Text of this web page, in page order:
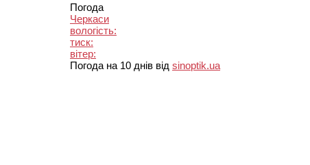
Погода
Черкаси
вологість:
тиск:
вітер:
Погода на 10 днів від sinoptik.ua